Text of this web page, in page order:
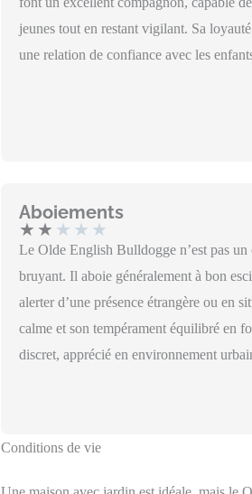
jeunes tout en restant vigilant. Sa
une relation de confiance avec les
Aboiements
★ ★ ★ ★ ★
Le Olde English Bulldogge n’est pas
bruyant. Il aboie généralement à bon
alerter d’une présence étrangère ou en
calme et son tempérament équilibré en
discret, apprécié en environnement
Conditions de vie